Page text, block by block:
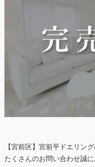
【宮前区】宮前平ドエリン
たくさんのお問い合わせ誠